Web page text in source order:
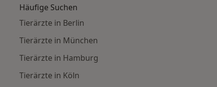
Häufige Suchen
Tierärzte in Berlin
Tierärzte in München
Tierärzte in Hamburg
Tierärzte in Köln